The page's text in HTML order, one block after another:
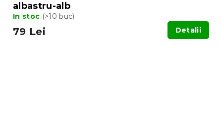
albastru-alb
In stoc (>10 buc)
79 Lei Detalii